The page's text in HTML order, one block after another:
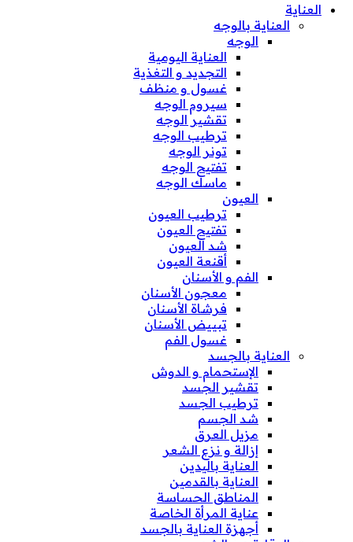
العناية
العناية بالوجه
الوجه
العناية اليومية
التجديد و التغذية
غسول و منظف
سيروم الوجه
تقشير الوجه
ترطيب الوجه
تونر الوجه
تفتيح الوجه
ماسك الوجه
العيون
ترطيب العيون
تفتيح العيون
شد العيون
أقنعة العيون
الفم و الأسنان
معجون الأسنان
فرشاة الأسنان
تبييض الأسنان
غسول الفم
العناية بالجسد
الإستحمام و الدوش
تقشير الجسد
ترطيب الجسد
شد الجسم
مزيل العرق
إزالة و نزع الشعر
العناية باليدين
العناية بالقدمين
المناطق الحساسة
عناية المرأة الخاصة
أجهزة العناية بالجسد